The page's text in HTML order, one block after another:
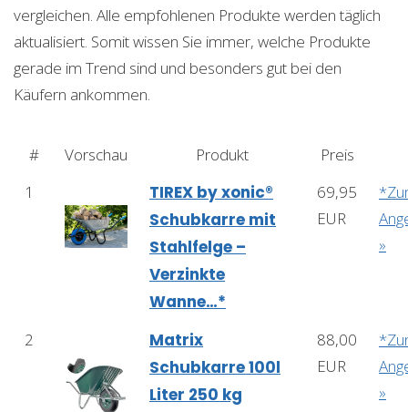
vergleichen. Alle empfohlenen Produkte werden täglich
aktualisiert. Somit wissen Sie immer, welche Produkte
gerade im Trend sind und besonders gut bei den
Käufern ankommen.
# Vorschau Produkt
Preis
1
TIREX by xonic®
Schubkarre mit
Stahlfelge –
Verzinkte
Wanne…*
69,95
EUR
»
2
Matrix
Schubkarre 100l
Liter 250 kg
88,00
EUR
»